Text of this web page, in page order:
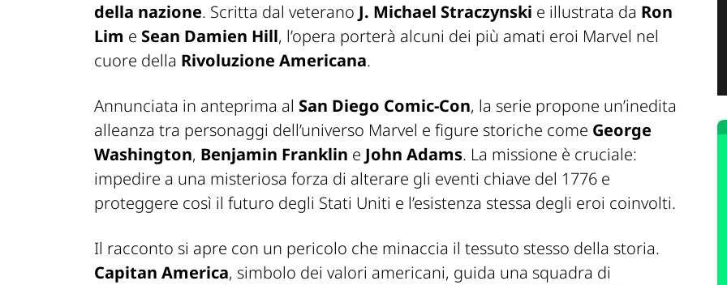
della nazione. Scritta dal veterano J. Michael Straczynski e illustrata da Ron
Lim e Sean Damien Hill, l’opera porterà alcuni dei più amati eroi Marvel nel
cuore della Rivoluzione Americana.
Annunciata in anteprima al San Diego Comic-Con, la serie propone un’inedita
alleanza tra personaggi dell’universo Marvel e figure storiche come George
Washington, Benjamin Franklin e John Adams. La missione è cruciale:
impedire a una misteriosa forza di alterare gli eventi chiave del 1776 e
proteggere così il futuro degli Stati Uniti e l’esistenza stessa degli eroi coinvolti.
Il racconto si apre con un pericolo che minaccia il tessuto stesso della storia.
Capitan America, simbolo dei valori americani, guida una squadra di